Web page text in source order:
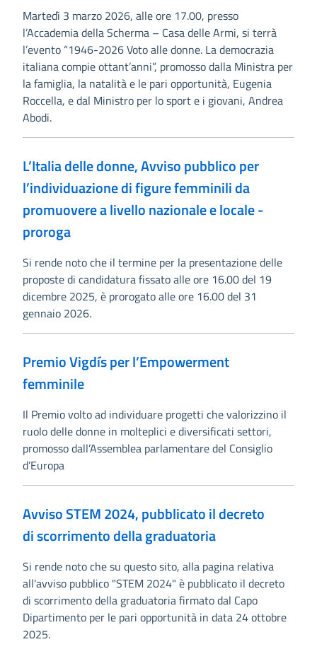
Martedì 3 marzo 2026, alle ore 17.00, presso
l’Accademia della Scherma – Casa delle Armi, si terrà
l’evento “1946-2026 Voto alle donne. La democrazia
italiana compie ottant’anni”, promosso dalla Ministra per
la famiglia, la natalità e le pari opportunità, Eugenia
Roccella, e dal Ministro per lo sport e i giovani, Andrea
Abodi.
L’Italia delle donne, Avviso pubblico per
l’individuazione di figure femminili da
promuovere a livello nazionale e locale -
proroga
Si rende noto che il termine per la presentazione delle
proposte di candidatura fissato alle ore 16.00 del 19
dicembre 2025, è prorogato alle ore 16.00 del 31
gennaio 2026.
Premio Vigdís per l’Empowerment
femminile
Il Premio volto ad individuare progetti che valorizzino il
ruolo delle donne in molteplici e diversificati settori,
promosso dall’Assemblea parlamentare del Consiglio
d’Europa
Avviso STEM 2024, pubblicato il decreto
di scorrimento della graduatoria
Si rende noto che su questo sito, alla pagina relativa
all'avviso pubblico "STEM 2024" è pubblicato il decreto
di scorrimento della graduatoria firmato dal Capo
Dipartimento per le pari opportunità in data 24 ottobre
2025.